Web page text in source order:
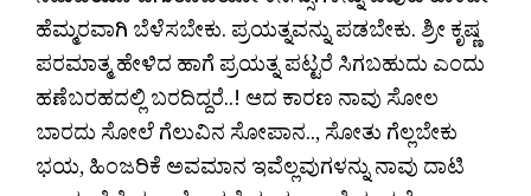
ಹೆಮ್ಮರವಾಗಿ ಬೆಳೆಸಬೇಕು. ಪ್ರಯತ್ನವನ್ನು ಪಡಬೇಕು. ಶ್ರೀ ಕೃಷ್ಣ
ಪರಮಾತ್ಮ ಹೇಳಿದ ಹಾಗೆ ಪ್ರಯತ್ನ ಪಟ್ಟರೆ ಸಿಗಬಹುದು ಎಂದು
ಹಣೆಬರಹದಲ್ಲಿ ಬರದಿದ್ದರೆ..! ಆದ ಕಾರಣ ನಾವು ಸೋಲ
ಬಾರದು ಸೋಲೆ ಗೆಲುವಿನ ಸೋಪಾನ.., ಸೋತು ಗೆಲ್ಲಬೇಕು
ಭಯ, ಹಿಂಜರಿಕೆ ಅವಮಾನ ಇವೆಲ್ಲವುಗಳನ್ನು ನಾವು ದಾಟಿ